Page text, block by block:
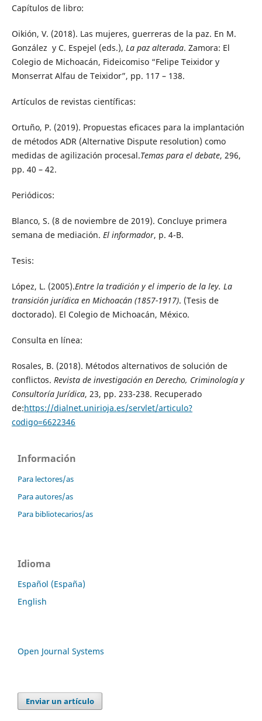
Capítulos de libro:
Oikión, V. (2018). Las mujeres, guerreras de la paz. En M.
González y C. Espejel (eds.), La paz alterada. Zamora: El
Colegio de Michoacán, Fideicomiso “Felipe Teixidor y
Monserrat Alfau de Teixidor”, pp. 117 – 138.
Artículos de revistas científicas:
Ortuño, P. (2019). Propuestas eficaces para la implantación
de métodos ADR (Alternative Dispute resolution) como
medidas de agilización procesal.Temas para el debate, 296,
pp. 40 – 42.
Periódicos:
Blanco, S. (8 de noviembre de 2019). Concluye primera
semana de mediación. El informador, p. 4-B.
Tesis:
López, L. (2005).Entre la tradición y el imperio de la ley. La
transición jurídica en Michoacán (1857-1917). (Tesis de
doctorado). El Colegio de Michoacán, México.
Consulta en línea:
Rosales, B. (2018). Métodos alternativos de solución de
conflictos. Revista de investigación en Derecho, Criminología y
Consultoría Jurídica, 23, pp. 233-238. Recuperado
de:https://dialnet.unirioja.es/servlet/articulo?
codigo=6622346
Información
Para lectores/as
Para autores/as
Para bibliotecarios/as
Idioma
Español (España)
English
Open Journal Systems
Enviar un artículo